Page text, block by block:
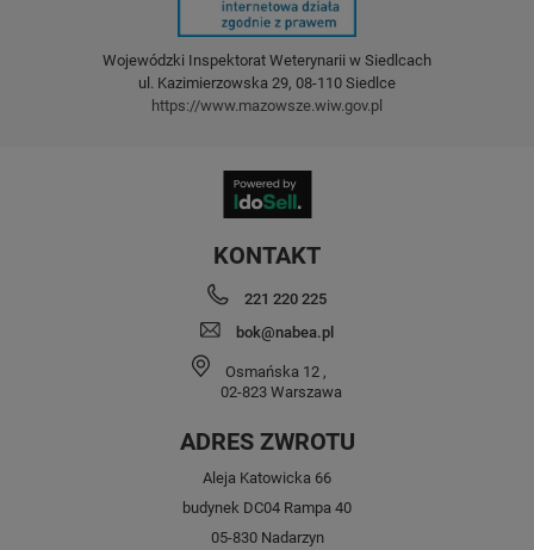
Wojewódzki Inspektorat Weterynarii w Siedlcach
ul. Kazimierzowska 29, 08-110 Siedlce
https://www.mazowsze.wiw.gov.pl
KONTAKT
221 220 225
bok@nabea.pl
Osmańska 12 ,
02-823 Warszawa
ADRES ZWROTU
Aleja Katowicka 66
budynek DC04 Rampa 40
05-830 Nadarzyn